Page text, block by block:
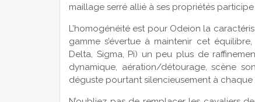
maillage serré allié à ses propriétés
L’homogénéité est pour Odeion la
gamme s’évertue à maintenir cet
Delta, Sigma, Pi) un peu plus de
dynamique, aération/détourage, scène
déguste pourtant silencieusement à chaque